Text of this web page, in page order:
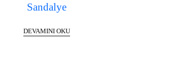
Sandalye
DEVAMINI OKU